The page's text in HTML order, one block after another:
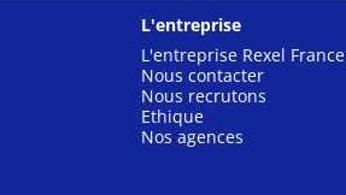
L'entreprise
L'entreprise Rexel France
Nous contacter
Nous recrutons
Ethique
Nos agences